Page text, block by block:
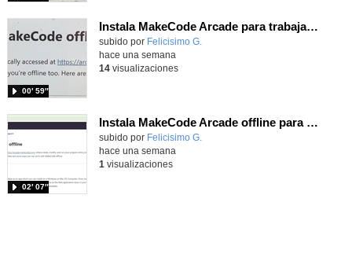
Instala MakeCode Arcade para trabajar offline en tu tablet, ordenador, Chromebook
Contenido educativo.
subido por Felicisimo G.
00′ 59″
hace una semana
14visualizaciones
Instala MakeCode Arcade offline para programar grandes juegos sin necesidad de Internet
Contenido educativo.
subido por Felicisimo G.
02′ 07″
hace una semana
1 visualizaciones